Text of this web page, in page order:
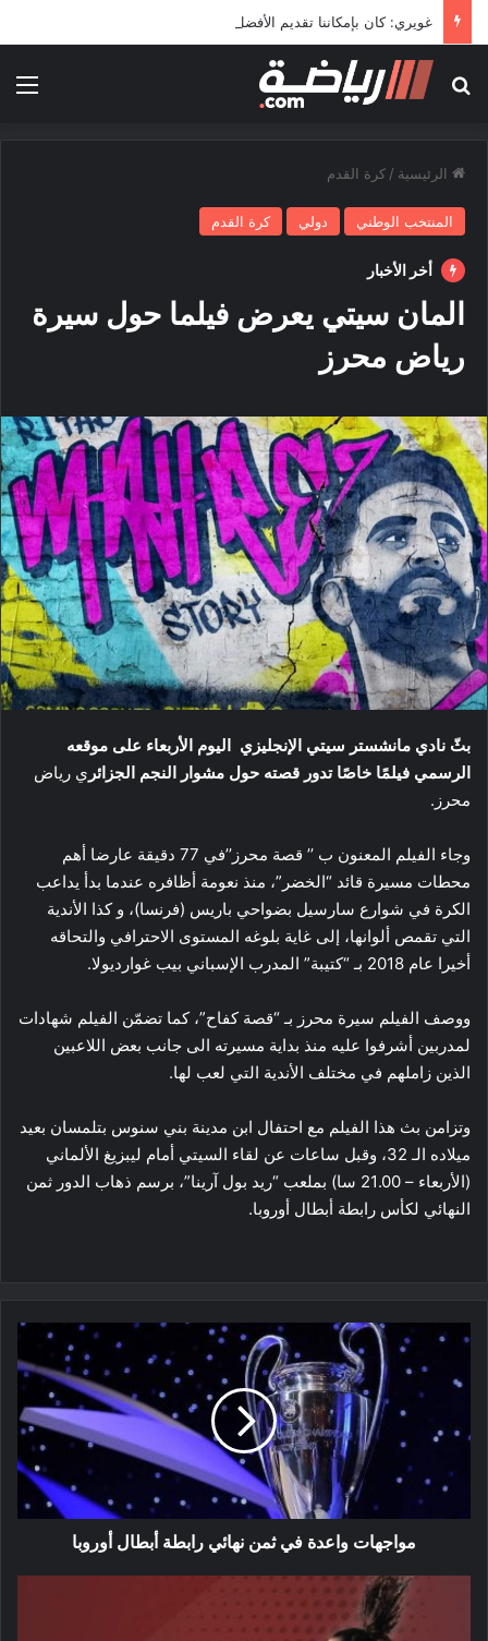
غويري: كان بإمكاننا تقديم الأفضل في المونديال
بحث عن
الرئيسية / كرة القدم
المنتخب الوطني دولي كرة القدم
أخر الأخبار
المان سيتي يعرض فيلما حول سيرة
رياض محرز
بثّ نادي مانشستر سيتي الإنجليزي اليوم الأربعاء على موقعه
الرسمي فيلمًا خاصًا تدور قصته حول مشوار النجم الجزائر ي رياض
محرز.
وجاء الفيلم المعنون ب ’’ قصة محرز’’في 77 دقيقة عارضا أهم
محطات مسيرة قائد “الخضر”، منذ نعومة أظافره عندما بدأ يداعب
الكرة في شوارع سارسيل بضواحي باريس (فرنسا)، و كذا الأندية
التي تقمص ألوانها، إلى غاية بلوغه المستوى الاحترافي والتحاقه
أخيرا عام 2018 بـ “كتيبة” المدرب الإسباني بيب غوارديولا.
ووصف الفيلم سيرة محرز بـ “قصة كفاح”، كما تضمّن الفيلم شهادات
لمدربين أشرفوا عليه منذ بداية مسيرته الى جانب بعض اللاعبين
الذين زاملهم في مختلف الأندية التي لعب لها.
وتزامن بث هذا الفيلم مع احتفال ابن مدينة بني سنوس بتلمسان بعيد
ميلاده الـ 32، وقبل ساعات عن لقاء السيتي أمام ليبزيغ الألماني
(الأربعاء – 21.00 سا) بملعب “ريد بول آرينا”، برسم ذهاب الدور ثمن
النهائي لكأس رابطة أبطال أوروبا.
مواجهات
في
رابطة
أبطال
أوروبا
مواجهات واعدة في ثمن نهائي رابطة أبطال أوروبا